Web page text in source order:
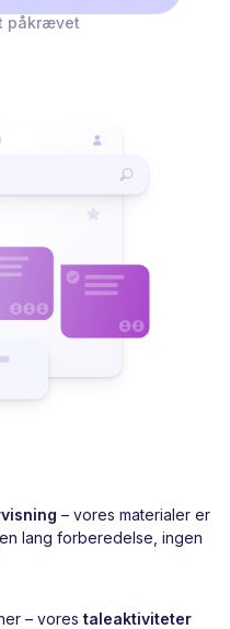
påkrævet
– vores materialer er
lang forberedelse, ingen
– vores taleaktiviteter